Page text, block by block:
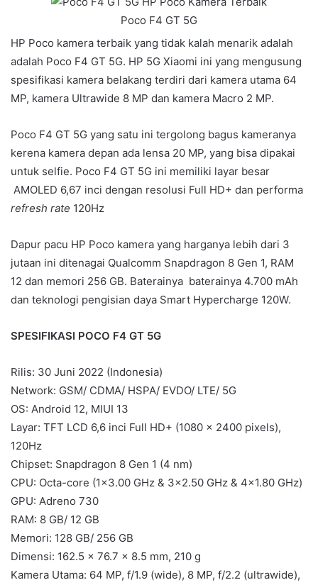
Poco F4 GT 5G
HP Poco kamera terbaik yang tidak kalah menarik adalah
adalah Poco F4 GT 5G. HP 5G Xiaomi ini yang mengusung
spesifikasi kamera belakang terdiri dari kamera utama 64
MP, kamera Ultrawide 8 MP dan kamera Macro 2 MP.
Poco F4 GT 5G yang satu ini tergolong bagus kameranya
kerena kamera depan ada lensa 20 MP, yang bisa dipakai
untuk selfie. Poco F4 GT 5G ini memiliki layar besar
AMOLED 6,67 inci dengan resolusi Full HD+ dan performa
refresh rate 120Hz
Dapur pacu HP Poco kamera yang harganya lebih dari 3
jutaan ini ditenagai Qualcomm Snapdragon 8 Gen 1, RAM
12 dan memori 256 GB. Baterainya baterainya 4.700 mAh
dan teknologi pengisian daya Smart Hypercharge 120W.
SPESIFIKASI POCO F4 GT 5G
Rilis: 30 Juni 2022 (Indonesia)
Network: GSM/ CDMA/ HSPA/ EVDO/ LTE/ 5G
OS: Android 12, MIUI 13
Layar: TFT LCD 6,6 inci Full HD+ (1080 x 2400 pixels),
120Hz
Chipset: Snapdragon 8 Gen 1 (4 nm)
CPU: Octa-core (1×3.00 GHz & 3×2.50 GHz & 4×1.80 GHz)
GPU: Adreno 730
RAM: 8 GB/ 12 GB
Memori: 128 GB/ 256 GB
Dimensi: 162.5 x 76.7 x 8.5 mm, 210 g
Kamera Utama: 64 MP, f/1.9 (wide), 8 MP, f/2.2 (ultrawide),